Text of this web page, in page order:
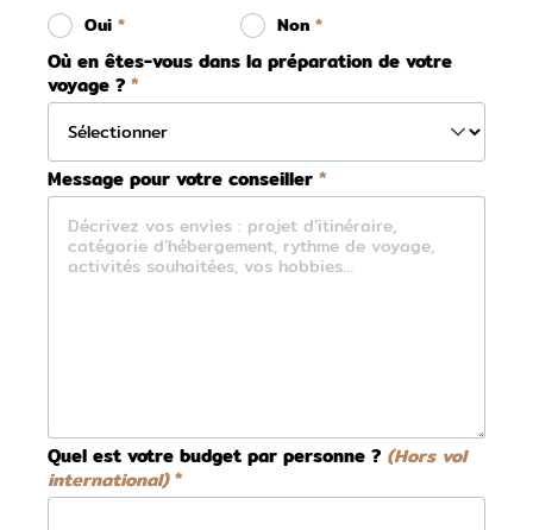
Oui Non
Où en êtes-vous dans la préparation de votre
voyage ?
Message pour votre conseiller
Quel est votre budget par personne ? (Hors vol
international)